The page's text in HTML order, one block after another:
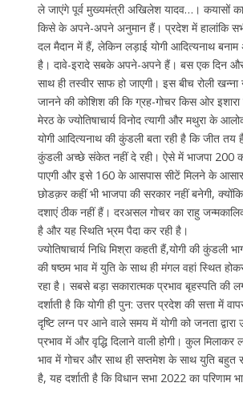
ले जाएंगे पूर्व मुख्यमंत्री अखिलेश यादव…। कयासों का
किसे के अपने-अपने अनुमान हैं। प्रदेश में हालांकि
दल मैदान में हैं, लेकिन लड़ाई योगी आदित्यनाथ
है। दावे-इरादे सबके अपने-अपने हैं। बस एक दिन
साथ ही तस्वीर साफ हो जाएगी। इस बीच रोली खन्ना
जानने की कोशिश की कि ग्रह-गोचर किस ओर
मेरठ के ज्योतिषाचार्य विनोद त्यागी और मथुरा के
योगी आदित्यनाथ की कुंडली बता रही है कि जीत तय
कुंडली अच्छे संकेत नहीं दे रही। ऐसे में भाजपा 200
पाएगी और इसे 160 के आसपास सीटें मिलने के
छोडक़र कहीं भी भाजपा की सरकार नहीं बनेगी,
दशाएं ठीक नहीं हैं। दरअसल गोचर का राहु
है और यह स्थिति भ्रम पैदा कर रही है।
ज्योतिषाचार्य निधि मिश्रा कहती हैं,योगी की कुंडली
की षष्ठम भाव में युति के साथ ही मंगल वहां स्थित
रहा है। सबसे बड़ा सकारात्मक प्रभाव बृहस्पति की
दर्शाती है कि योगी ही पुन: उत्तर प्रदेश की सत्ता में
दृष्टि लग्न पर आने वाले समय में योगी को जनता
प्रभाव में और वृद्धि दिलाने वाली होगी। कुल मिलाकर
भाव में गोचर और साथ ही सप्तमेश के साथ युति बहुत
है, यह दर्शाती है कि विधान सभा 2022 का परिणाम